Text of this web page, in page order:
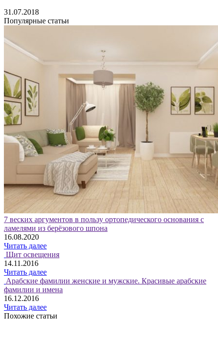
31.07.2018
Популярные статьи
7 веских аргументов в пользу ортопедического основания с
ламелями из берёзового шпона
16.08.2020
Читать далее
Щит освещения
14.11.2016
Читать далее
Арабские фамилии женские и мужские. Красивые арабские
фамилии и имена
16.12.2016
Читать далее
Похожие статьи